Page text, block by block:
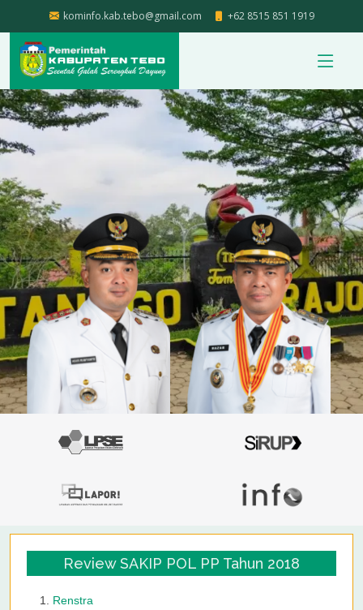
kominfo.kab.tebo@gmail.com +62 8515 851 1919
Review SAKIP POL PP Tahun 2018
Renstra